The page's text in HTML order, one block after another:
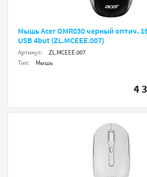
Мышь Acer OMR030 черный оптич.
USB 4but (ZL.MCEEE.007)
Артикул:
ZL.MCEEE.007
Тип:
Мышь
4